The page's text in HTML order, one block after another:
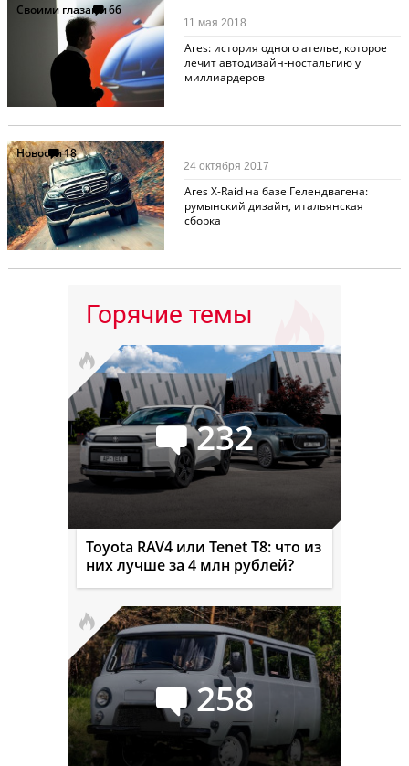
Своими глазами66
Ares: история одного ателье, которое
лечит автодизайн-ностальгию у
миллиардеров
11 мая 2018
Новости18
Ares X-Raid на базе Гелендвагена:
румынский дизайн, итальянская
сборка
24 октября 2017
Горячие темы
232
Toyota RAV4 или Tenet T8: что из
них лучше за 4 млн рублей?
258